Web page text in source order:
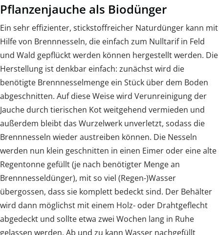
Pflanzenjauche als Biodünger
Ein sehr effizienter, stickstoffreicher Naturdünger kann mit
Hilfe von Brennnesseln, die einfach zum Nulltarif in Feld
und Wald gepflückt werden können hergestellt werden. Die
Herstellung ist denkbar einfach: zunächst wird die
benötigte Brennnesselmenge ein Stück über dem Boden
abgeschnitten. Auf diese Weise wird Verunreinigung der
Jauche durch tierischen Kot weitgehend vermieden und
außerdem bleibt das Wurzelwerk unverletzt, sodass die
Brennnesseln wieder austreiben können. Die Nesseln
werden nun klein geschnitten in einen Eimer oder eine alte
Regentonne gefüllt (je nach benötigter Menge an
Brennnesseldünger), mit so viel (Regen-)Wasser
übergossen, dass sie komplett bedeckt sind. Der Behälter
wird dann möglichst mit einem Holz- oder Drahtgeflecht
abgedeckt und sollte etwa zwei Wochen lang in Ruhe
gelassen werden. Ab und zu kann Wasser nachgefüllt